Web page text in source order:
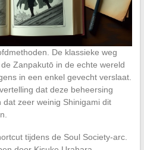
De klassieke weg
Zanpakutō in de echte wereld
in een enkel gevecht verslaat.
dat deze beheersing
zeer weinig Shinigami dit
tijdens de Soul Society-arc.